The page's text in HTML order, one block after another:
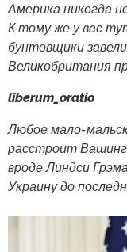
Америка никогда
К тому же у вас
бунтовщики
Великобритания
liberum_oratio
Любое мало-
расстроит
вроде Линдси
Украину до